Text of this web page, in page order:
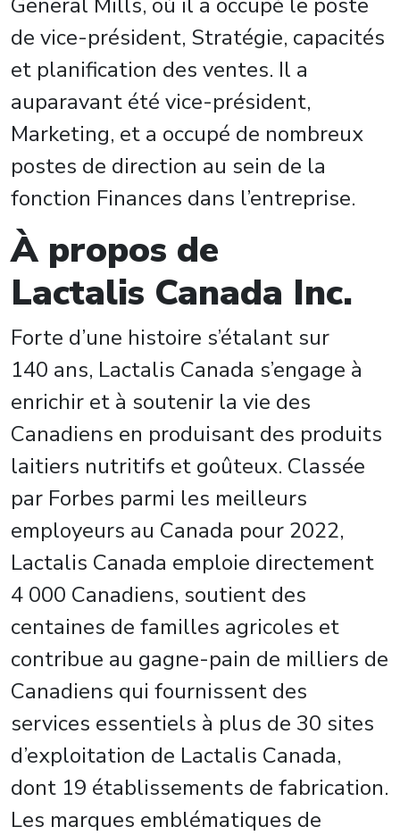
de vice-président, Stratégie, capacités
et planification des ventes. Il a
auparavant été vice-président,
Marketing, et a occupé de nombreux
postes de direction au sein de la
fonction Finances dans l’entreprise.
À propos de
Lactalis Canada Inc.
Forte d’une histoire s’étalant sur
140 ans, Lactalis Canada s’engage à
enrichir et à soutenir la vie des
Canadiens en produisant des produits
laitiers nutritifs et goûteux. Classée
par Forbes parmi les meilleurs
employeurs au Canada pour 2022,
Lactalis Canada emploie directement
4 000 Canadiens, soutient des
centaines de familles agricoles et
contribue au gagne-pain de milliers de
Canadiens qui fournissent des
services essentiels à plus de 30 sites
d’exploitation de Lactalis Canada,
dont 19 établissements de fabrication.
Les marques emblématiques de